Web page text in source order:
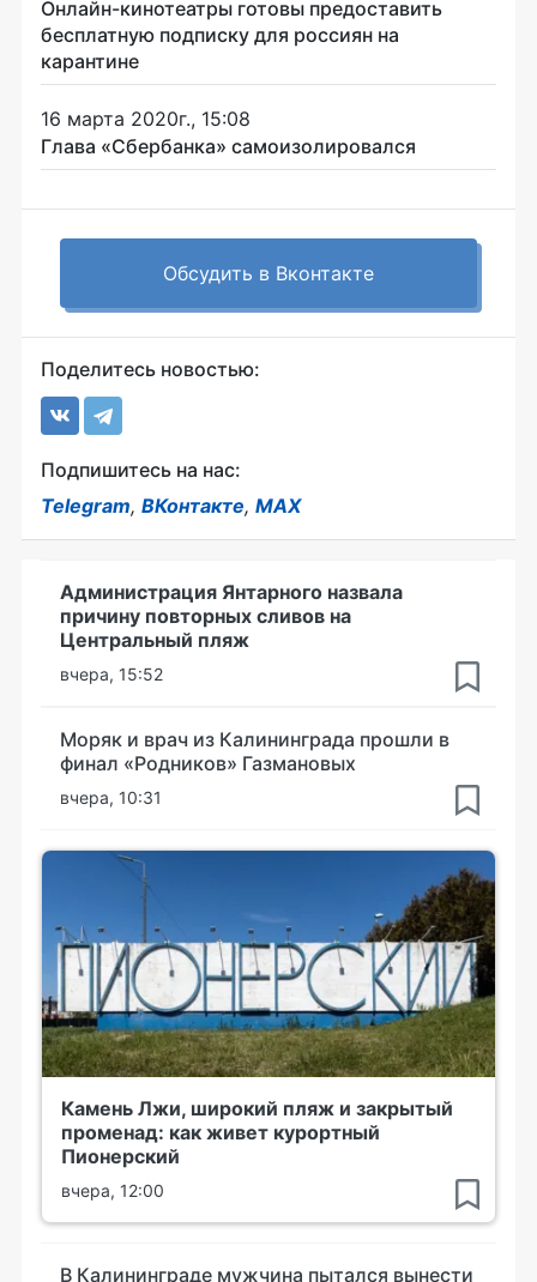
Онлайн-кинотеатры готовы предоставить
бесплатную подписку для россиян на
карантине
16 марта 2020г., 15:08
Глава «Сбербанка» самоизолировался
Обсудить в Вконтакте
Поделитесь новостью:
Подпишитесь на нас:
Telegram, ВКонтакте, MAX
Администрация Янтарного назвала
причину повторных сливов на
Центральный пляж
вчера, 15:52
Моряк и врач из Калининграда прошли в
финал «Родников» Газмановых
вчера, 10:31
Камень Лжи, широкий пляж и закрытый
променад: как живет курортный
Пионерский
вчера, 12:00
В Калининграде мужчина пытался вынести